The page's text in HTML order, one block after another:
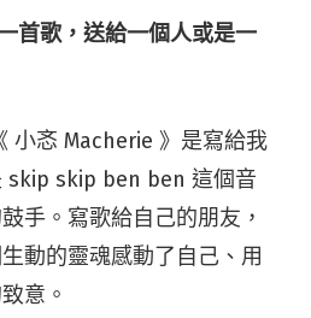
首歌，送給一個人或是一
小忞 Macherie 》是寫給我
skip skip ben ben 這個音
手。寫歌給自己的朋友，
動的靈魂感動了自己、用
意。